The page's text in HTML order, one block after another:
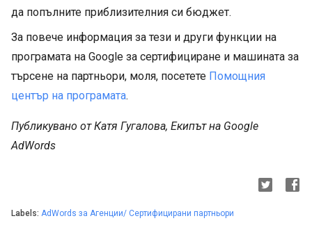
да попълните приблизителния си бюджет.
За повече информация за тези и други функции на
програмата на Google за сертифициране и машината за
търсене на партньори, моля, посетете Помощния
център на програмата.
Публикувано от Катя Гугалова, Екипът на Google
AdWords
Labels: AdWords за Агенции/ Сертифицирани партньори